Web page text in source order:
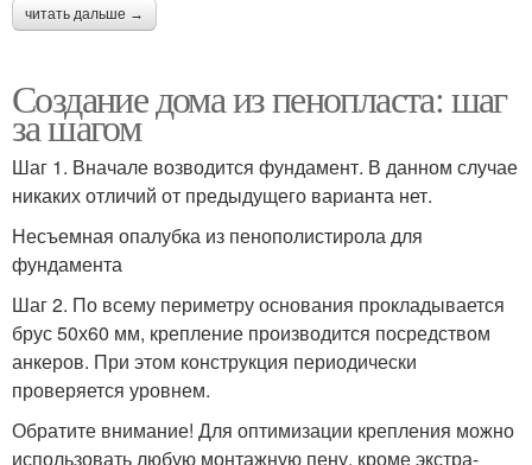
читать дальше →
Создание дома из пенопласта: шаг
за шагом
Шаг 1. Вначале возводится фундамент. В данном случае
никаких отличий от предыдущего варианта нет.
Несъемная опалубка из пенополистирола для
фундамента
Шаг 2. По всему периметру основания прокладывается
брус 50х60 мм, крепление производится посредством
анкеров. При этом конструкция периодически
проверяется уровнем.
Обратите внимание! Для оптимизации крепления можно
использовать любую монтажную пену, кроме экстра-